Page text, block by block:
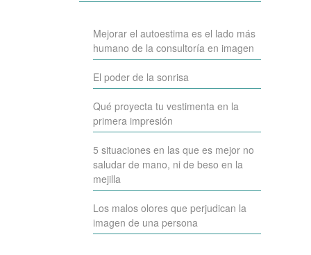
Mejorar el autoestima es el lado más
humano de la consultoría en imagen
El poder de la sonrisa
Qué proyecta tu vestimenta en la
primera impresión
5 situaciones en las que es mejor no
saludar de mano, ni de beso en la
mejilla
Los malos olores que perjudican la
imagen de una persona